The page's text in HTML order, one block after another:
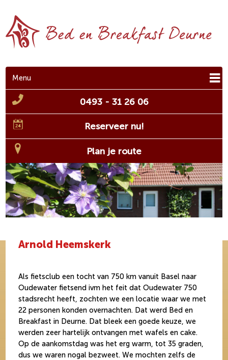
Menu
0493 - 31 26 06
Reserveer nu!
Plan je route
Arnold Heemskerk
Als fietsclub een tocht van 750 km vanuit Basel naar
Oudewater fietsend ivm het feit dat Oudewater 750
stadsrecht heeft, zochten we een locatie waar we met
22 personen konden overnachten. Dat werd Bed en
Breakfast in Deurne. Dat bleek een goede keuze, we
werden zeer hartelijk ontvangen met wafels en cake.
Op de aankomstdag was het erg warm, tot 35 graden,
dus we waren nogal bezweet. We mochten zelfs de